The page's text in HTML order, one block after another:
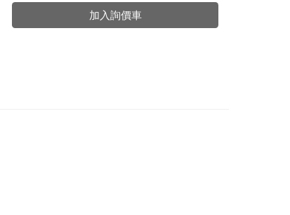
加入詢價車